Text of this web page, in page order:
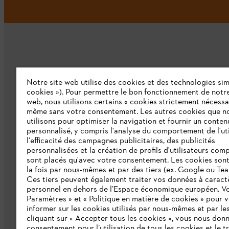
L'Entreprise
Qui sommes-nous ?
Presse
Emploi
Ligne Intégrité STIHL
Développement durable
Catalogue
Notre site web utilise des cookies et des technologies
cookies »). Pour permettre le bon fonctionnement de
web, nous utilisons certains « cookies strictement
même sans votre consentement. Les autres cookies que
utilisons pour optimiser la navigation et fournir un
personnalisé, y compris l'analyse du comportement de
l'efficacité des campagnes publicitaires, des publicités
personnalisées et la création de profils d'utilisateurs
sont placés qu'avec votre consentement. Les cookies
la fois par nous-mêmes et par des tiers (ex. Google ou
Ces tiers peuvent également traiter vos données à
personnel en dehors de l’Espace économique européen.
Paramètres » et « Politique en matière de cookies » pour
informer sur les cookies utilisés par nous-mêmes et par
cliquant sur « Accepter tous les cookies », vous nous